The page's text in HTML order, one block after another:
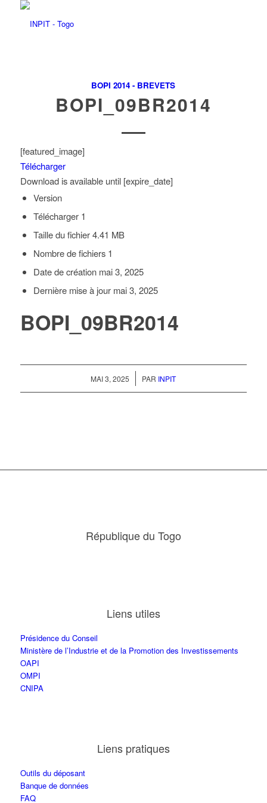
BOPI 2014 - BREVETS
BOPI_09BR2014
[featured_image]
Télécharger
Download is available until [expire_date]
Version
Télécharger 1
Taille du fichier4.41 MB
Nombre de fichiers 1
Date de création mai 3, 2025
Dernière mise à jour mai 3, 2025
BOPI_09BR2014
MAI 3, 2025
/ PAR INPIT
République du Togo
Liens utiles
Présidence du Conseil
Ministère de l’Industrie et de la Promotion des Investissements
OAPI
OMPI
CNIPA
Liens pratiques
Outils du déposant
Banque de données
FAQ